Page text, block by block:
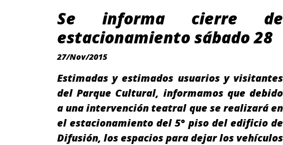
Se informa cierre de
estacionamiento sábado 28
27/Nov/2015
Estimadas y estimados usuarios y visitantes
del Parque Cultural, informamos que debido
a una intervención teatral que se realizará en
el estacionamiento del 5° piso del edificio de
Difusión, los espacios para dejar los vehículos